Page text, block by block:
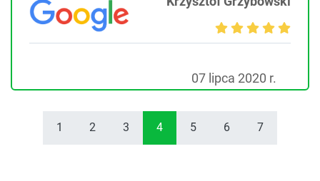
07 lipca 2020 r.
1 2 3 4 5 6 7